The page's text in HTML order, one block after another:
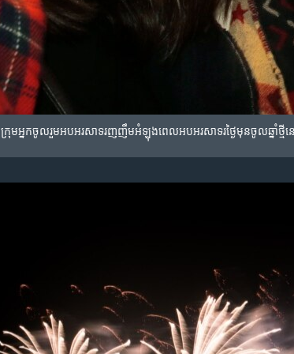
ក្រុម​អ្នក​ចូលរួម​អបអរសាទរ​ញញឹម​អំឡុងពេល​អបអរសាទរ​ថ្ងៃ​មុន​ចូល​ឆ្នាំ​